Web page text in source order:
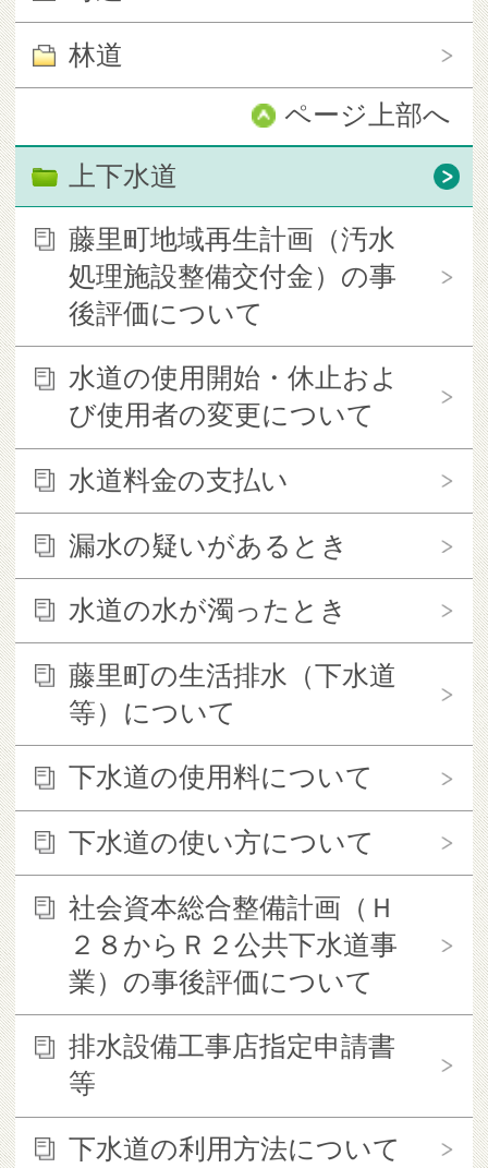
林道
ページ上部へ
上下水道
藤里町地域再生計画（汚水
処理施設整備交付金）の事
後評価について
水道の使用開始・休止およ
び使用者の変更について
水道料金の支払い
漏水の疑いがあるとき
水道の水が濁ったとき
藤里町の生活排水（下水道
等）について
下水道の使用料について
下水道の使い方について
社会資本総合整備計画（Ｈ
２８からＲ２公共下水道事
業）の事後評価について
排水設備工事店指定申請書
等
下水道の利用方法について